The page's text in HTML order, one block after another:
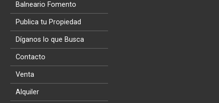
Balneario Fomento
Publica tu Propiedad
Díganos lo que Busca
Contacto
Venta
Alquiler